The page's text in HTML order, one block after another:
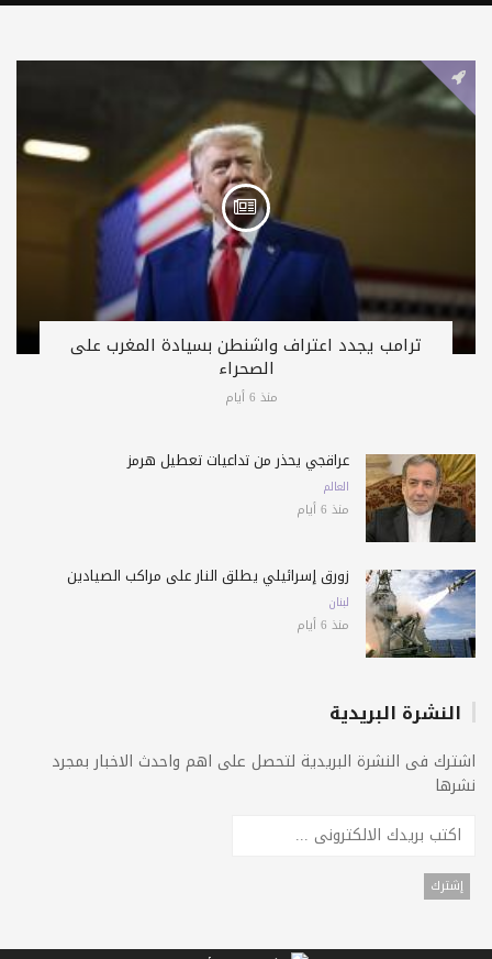
ترامب يجدد اعتراف واشنطن بسيادة المغرب على
الصحراء
منذ 6 أيام
عراقجي يحذّر من تداعيات تعطيل هرمز
العالم
منذ 6 أيام
زورق إسرائيلي يطلق النار على مراكب الصيادين
لبنان
منذ 6 أيام
النشرة البريدية
اشترك فى النشرة البريدية لتحصل على اهم واحدث الاخبار بمجرد
نشرها